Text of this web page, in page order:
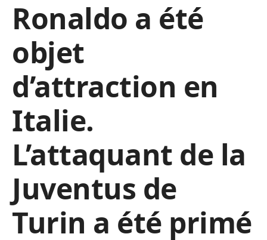
Ronaldo a été
objet
d’attraction en
Italie.
L’attaquant de la
Juventus de
Turin a été primé